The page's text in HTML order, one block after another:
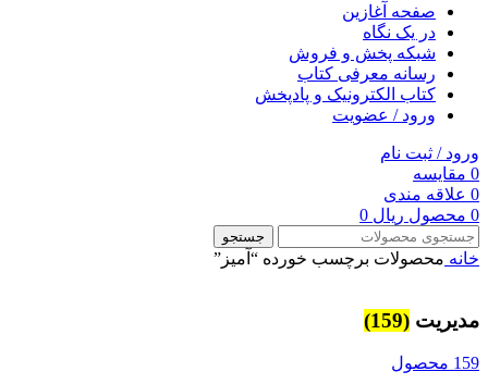
صفحه آغازین
در یک نگاه
شبکه پخش و فروش
رسانه معرفی کتاب
کتاب الکترونیک و پادپخش
ورود / عضویت
ورود / ثبت نام
0 مقایسه
0 علاقه مندی
0 محصول ریال
جستجو
خانه محصولات برچسب خورده “آميز”
مديريت (159)
159 محصول